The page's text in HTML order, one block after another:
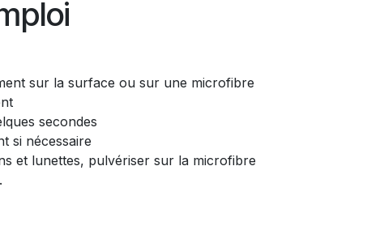
sur la surface ou sur une microfibre
secondes
si nécessaire
et lunettes, pulvériser sur la microfibre